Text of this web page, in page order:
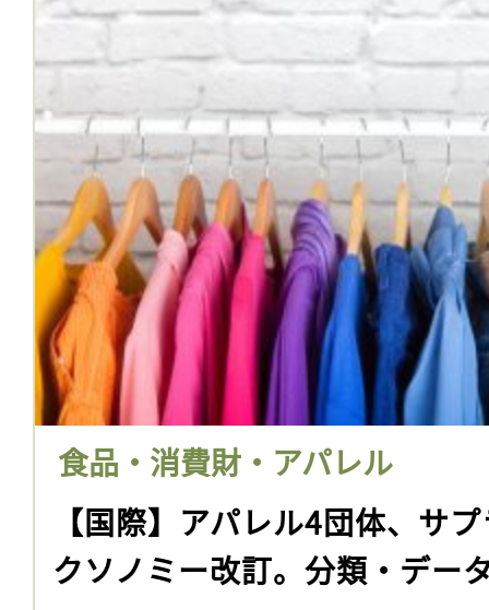
食品・消費財・アパレル
【国際】アパレル4団体、サ
クソノミー改訂。分類・デー